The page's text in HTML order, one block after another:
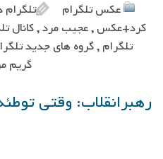
عکس تلگرام تلگرام
کرد+عکس,عجیب مرد,کانال
تلگرام,گروه های جدید تلگرام
گریم
رهبرانقلاب: وقتی توطئه